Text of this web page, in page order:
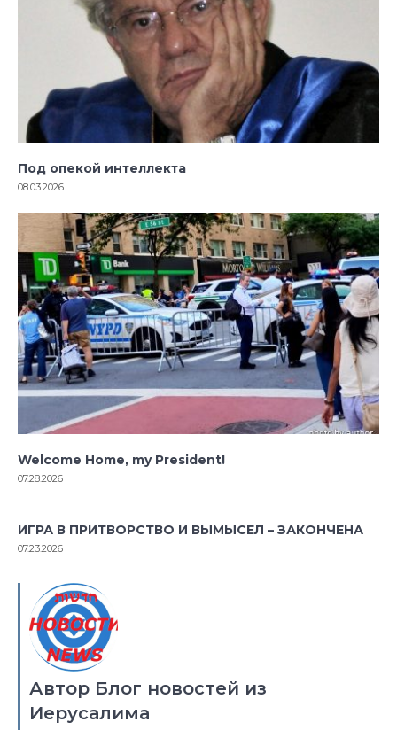
Под опекой интеллекта
08.03.2026
Welcome Home, my President!
07.28.2026
ИГРА В ПРИТВОРСТВО И ВЫМЫСЕЛ – ЗАКОНЧЕНА
07.23.2026
Автор Блог новостей из
Иерусалима